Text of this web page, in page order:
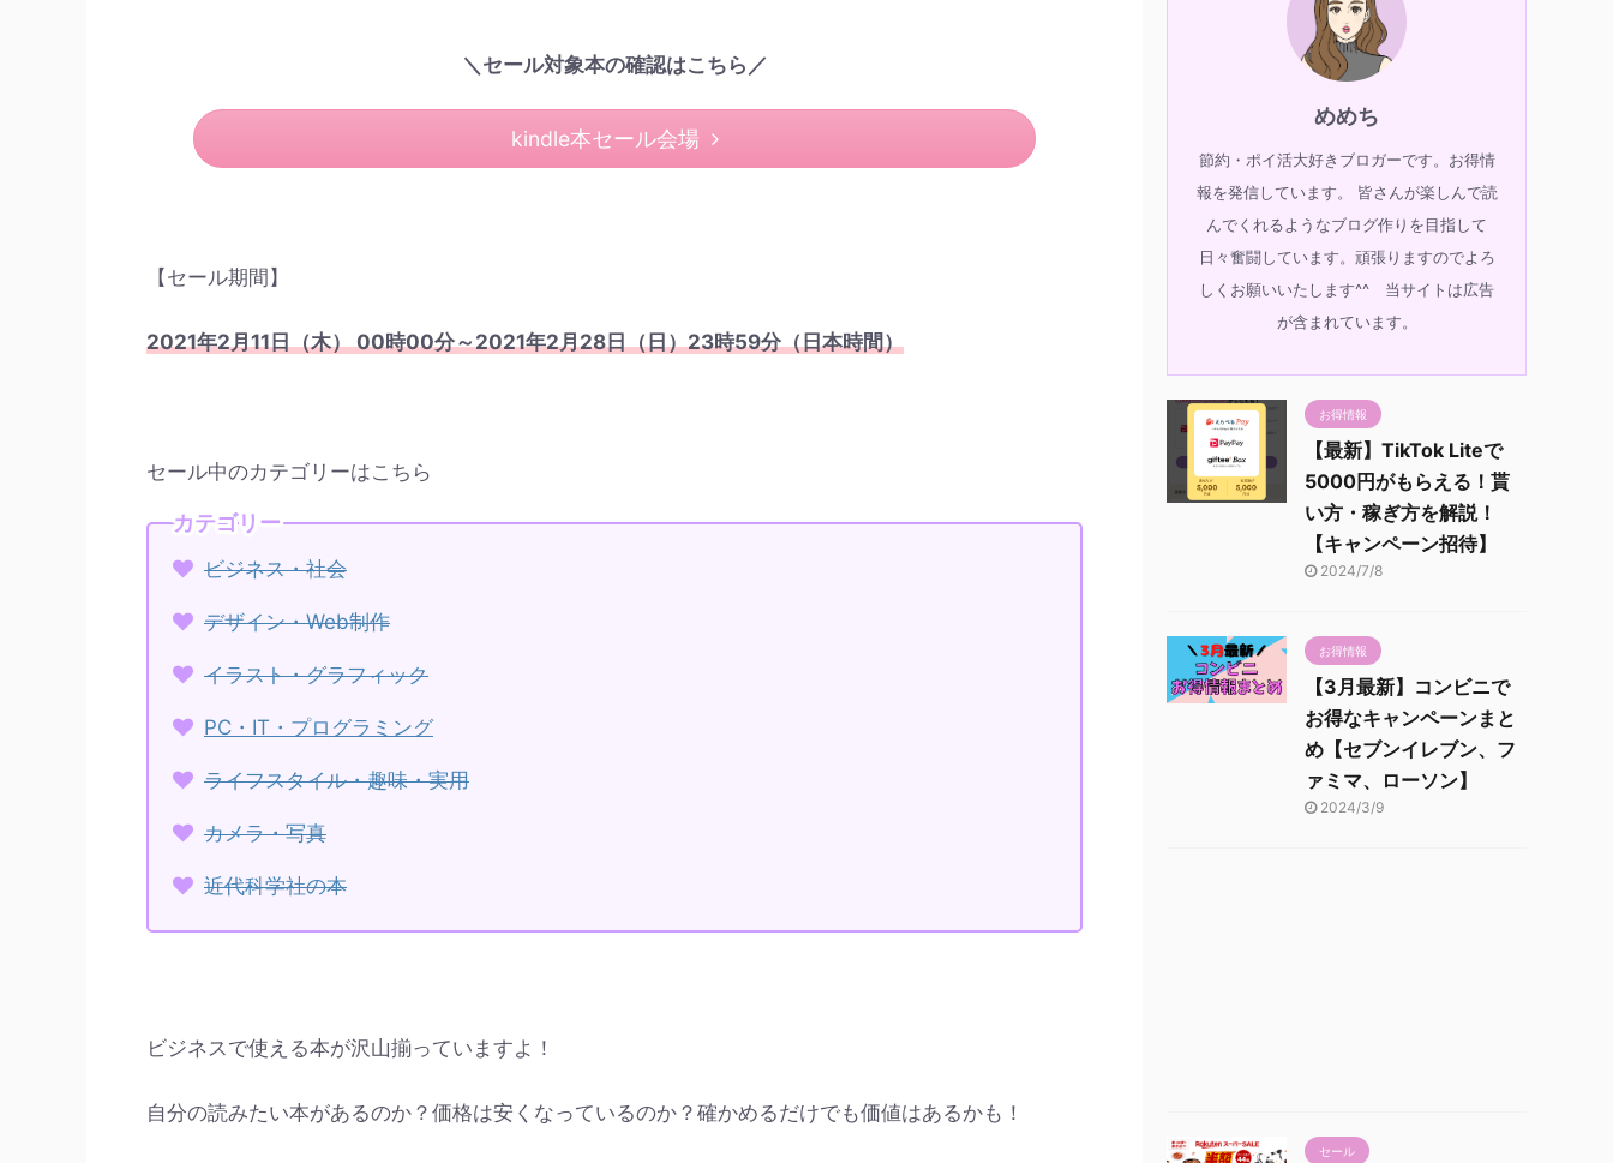
＼セール対象本の確認はこちら／
kindle本セール会場
【セール期間】
2021年2月11日（木） 00時00分～2021年2月28日（日）23時59分（日本時間）
セール中のカテゴリーはこちら
カテゴリー
ビジネス・社会
デザイン・Web制作
イラスト・グラフィック
PC・IT・プログラミング
ライフスタイル・趣味・実用
カメラ・写真
近代科学社の本
ビジネスで使える本が沢山揃っていますよ！
自分の読みたい本があるのか？価格は安くなっているのか？確かめるだけでも価値はあるかも！
めめち
節約・ポイ活大好きブロガーです。お得情
報を発信しています。 皆さんが楽しんで読
んでくれるようなブログ作りを目指して
日々奮闘しています。頑張りますのでよろ
しくお願いいたします^^ 当サイトは広告
が含まれています。
お得情報
【最新】TikTok Liteで
5000円がもらえる！貰
い方・稼ぎ方を解説！
【キャンペーン招待】
2024/7/8
お得情報
【3月最新】コンビニで
お得なキャンペーンまと
め【セブンイレブン、フ
ァミマ、ローソン】
2024/3/9
セール